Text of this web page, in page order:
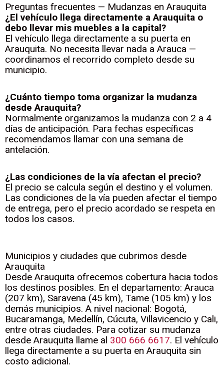
Preguntas frecuentes — Mudanzas en Arauquita
¿El vehículo llega directamente a Arauquita o
debo llevar mis muebles a la capital?
El vehículo llega directamente a su puerta en
Arauquita. No necesita llevar nada a Arauca —
coordinamos el recorrido completo desde su
municipio.
¿Cuánto tiempo toma organizar la mudanza
desde Arauquita?
Normalmente organizamos la mudanza con 2 a 4
días de anticipación. Para fechas específicas
recomendamos llamar con una semana de
antelación.
¿Las condiciones de la vía afectan el precio?
El precio se calcula según el destino y el volumen.
Las condiciones de la vía pueden afectar el tiempo
de entrega, pero el precio acordado se respeta en
todos los casos.
Municipios y ciudades que cubrimos desde
Arauquita
Desde Arauquita ofrecemos cobertura hacia todos
los destinos posibles. En el departamento: Arauca
(207 km), Saravena (45 km), Tame (105 km) y los
demás municipios. A nivel nacional: Bogotá,
Bucaramanga, Medellín, Cúcuta, Villavicencio y Cali,
entre otras ciudades. Para cotizar su mudanza
desde Arauquita llame al 300 666 6617. El vehículo
llega directamente a su puerta en Arauquita sin
costo adicional.